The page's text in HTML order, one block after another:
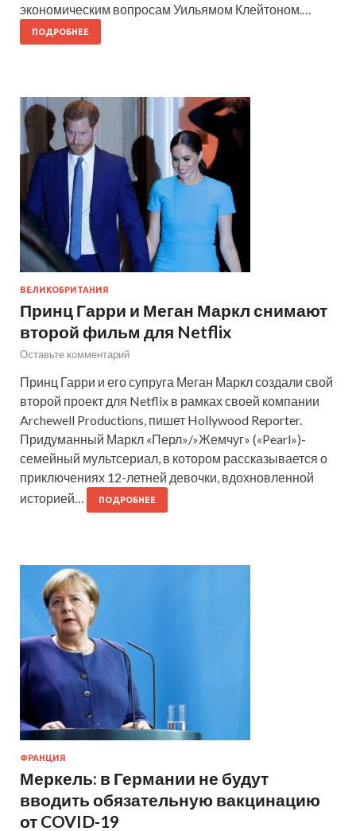
экономическим вопросам Уильямом Клейтоном.…
ПОДРОБНЕЕ
ВЕЛИКОБРИТАНИЯ
Принц Гарри и Меган Маркл снимают
второй фильм для Netflix
Оставьте комментарий
Принц Гарри и его супруга Меган Маркл создали свой
второй проект для Netflix в рамках своей компании
Archewell Productions, пишет Hollywood Reporter.
Придуманный Маркл «Перл»/»Жемчуг» («Pearl»)-
семейный мультсериал, в котором рассказывается о
приключениях 12-летней девочки, вдохновленной
историей…
ПОДРОБНЕЕ
ФРАНЦИЯ
Меркель: в Германии не будут
вводить обязательную вакцинацию
от COVID-19